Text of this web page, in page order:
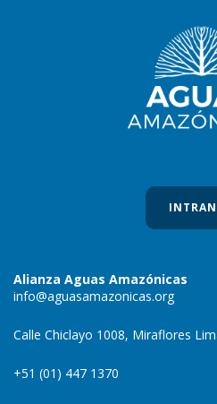
Alianza Aguas Amazónicas
info@aguasamazonicas.org
Calle Chiclayo 1008, Miraflores
+51 (01) 447 1370